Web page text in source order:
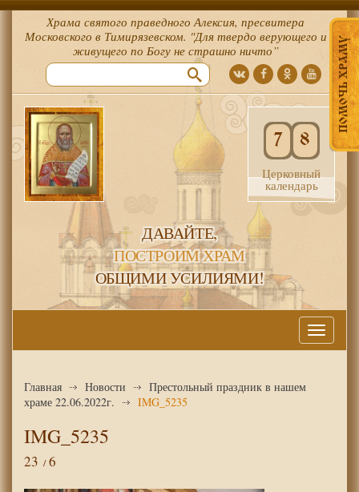
ПОМОЧЬ ХРАМУ
Храма святого праведного Алексия, пресвитера
Московского в Тимирязевском. "Для твердо верующего и
живущего по Богу не страшно ничто”
7 8
Церковный
календарь
ДАВАЙТЕ,
ПОСТРОИМ ХРАМ
ОБЩИМИ УСИЛИЯМИ!
Меню
Главная Новости
Престольный праздник в нашем
храме 22.06.2022г.
IMG_5235
IMG_5235
23 6